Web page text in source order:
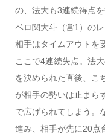
の、法大も3連続得点
ベロ関大斗（営1）の
相手はタイムアウトを
ここで4連続失点。法
を決められた直後、こ
が相手の勢いは止まら
で広げられてしまう。
進み、相手が先に20点